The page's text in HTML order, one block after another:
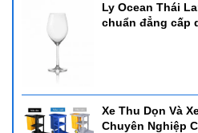
Ly Ocean Thái
chuẩn đẳng cấp
Xe Thu Dọn Và
Chuyên Nghiệp